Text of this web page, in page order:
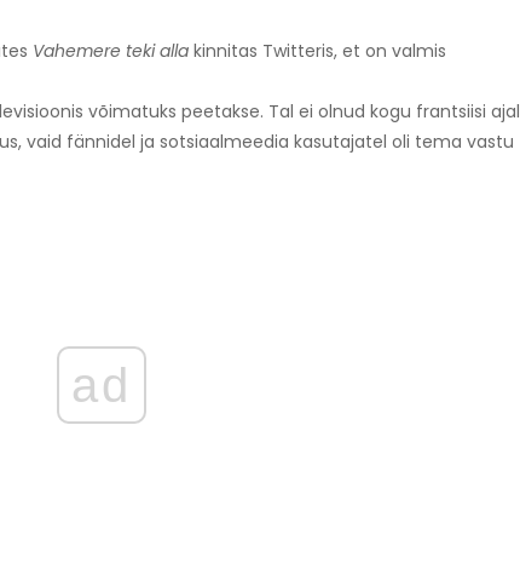
Vahemere teki alla kinnitas Twitteris, et on valmis
võimatuks peetakse. Tal ei olnud kogu frantsiisi ajal
vaid fännidel ja sotsiaalmeedia kasutajatel oli tema vastu
ad